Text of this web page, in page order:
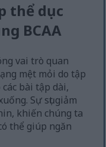
thể dục
BCAA
vai trò quan
mệt mỏi do tập
các bài tập dài,
Sự sụt giảm
khiến chúng ta
thể giúp ngăn